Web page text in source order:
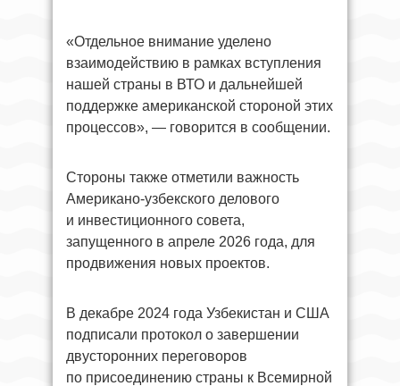
«Отдельное внимание уделено
взаимодействию в рамках вступления
нашей страны в ВТО и дальнейшей
поддержке американской стороной этих
процессов», — говорится в сообщении.
Стороны также отметили важность
Американо-узбекского делового
и инвестиционного совета,
запущенного в апреле 2026 года, для
продвижения новых проектов.
В декабре 2024 года Узбекистан и США
подписали протокол о завершении
двусторонних переговоров
по присоединению страны к Всемирной